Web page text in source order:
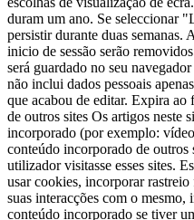
duram um ano. Se seleccionar
persistir durante duas semanas.
inicio de sessão serão
será guardado no seu
não inclui dados pessoais
que acabou de editar. Expira ao
de outros sites Os artigos neste
incorporado (por exemplo:
conteúdo incorporado de outros
utilizador visitasse esses sites.
usar cookies, incorporar
suas interacções com o
conteúdo incorporado se tiver